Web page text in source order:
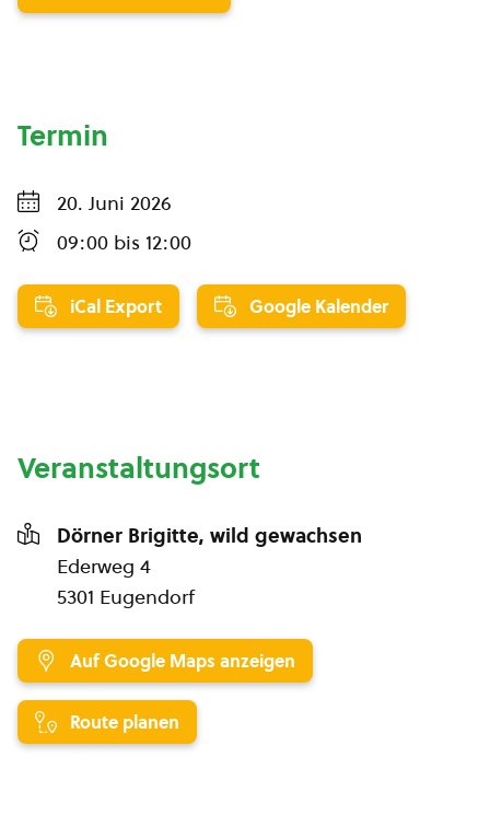
Termin
20. Juni 2026
09:00 bis 12:00
iCal Export Google Kalender
Veranstaltungsort
Dörner Brigitte, wild gewachsen
Ederweg 4
5301 Eugendorf
Auf Google Maps anzeigen
Route planen